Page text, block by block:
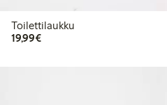
Toilettilaukku
19,99€19,99 €